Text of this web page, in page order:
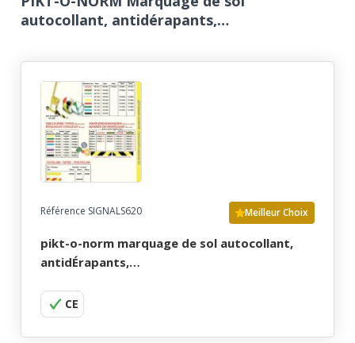
autocollant, antidérapants,…
Référence SIGNALS620 Meilleur Choix
pikt-o-norm marquage de sol autocollant,
antidÉrapants,…
CE